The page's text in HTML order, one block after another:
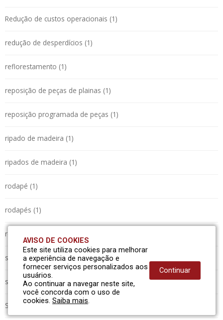
Redução de custos operacionais (1)
redução de desperdícios (1)
reflorestamento (1)
reposição de peças de plainas (1)
reposição programada de peças (1)
ripado de madeira (1)
ripados de madeira (1)
rodapé (1)
rodapés (1)
roliços (1)
serraria (1)
sistema automatizado (1)
SMO-350 (1)
AVISO DE COOKIES
Este site utiliza cookies para melhorar
a experiência de navegação e
fornecer serviços personalizados aos
usuários.
Ao continuar a navegar neste site,
você concorda com o uso de
cookies. Saiba mais.
Continuar